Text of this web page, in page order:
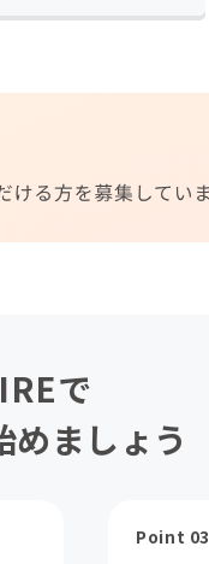
で
めましょう
Point 03